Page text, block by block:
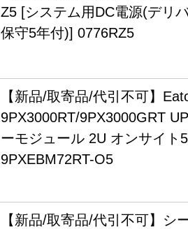
Z5 [システム用DC電源(デリ
保守5年付)] 0776RZ5
【新品/取寄品/代引不可】
9PX3000RT/9PX3000GRT
ーモジュール 2U オンサイト
9PXEBM72RT-O5
【新品/取寄品/代引不可】シ